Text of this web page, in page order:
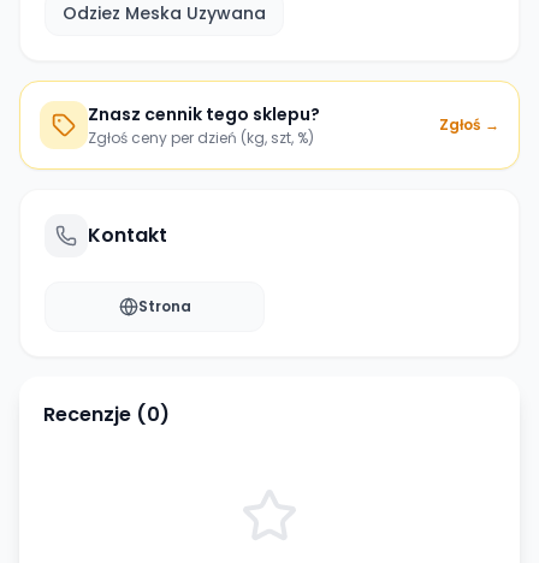
Odziez Meska Uzywana
Znasz cennik tego sklepu?
Zgłoś ceny per dzień (kg, szt, %)
Zgłoś →
Kontakt
Strona
Recenzje (0)